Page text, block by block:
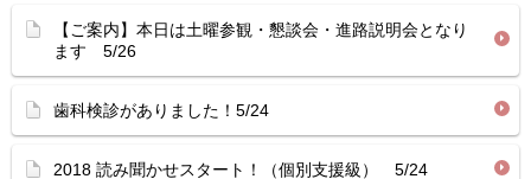
【ご案内】本日は土曜参観・懇談会・進路説明会となり
ます 5/26
歯科検診がありました！5/24
2018 読み聞かせスタート！（個別支援級） 5/24